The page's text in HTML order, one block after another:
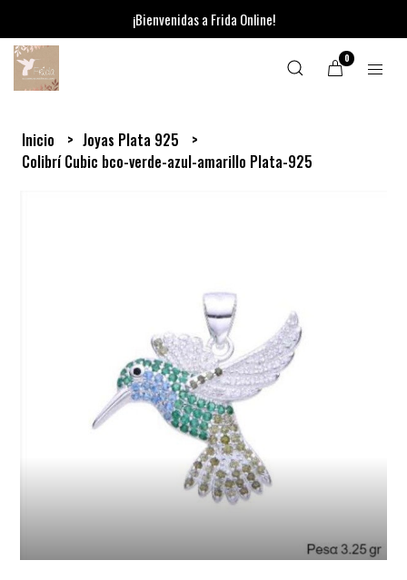
¡Bienvenidas a Frida Online!
0
Inicio
Joyas Plata 925
Colibrí Cubic bco-verde-azul-amarillo Plata-925